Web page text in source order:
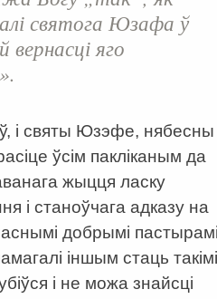
святога Юзафа ў
яго
і святы Юзэфе, нябесны
ўсім пакліканым да
жыцця ласку
і станоўчага адказу на
добрымі
іншым стаць такімі
і не можа знайсці